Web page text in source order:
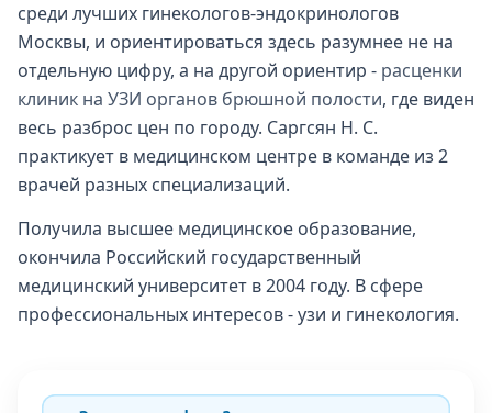
среди лучших гинекологов-эндокринологов
Москвы, и ориентироваться здесь разумнее не на
отдельную цифру, а на другой ориентир - расценки
клиник на УЗИ органов брюшной полости, где виден
весь разброс цен по городу. Саргсян Н. С.
практикует в медицинском центре в команде из 2
врачей разных специализаций.
Получила высшее медицинское образование,
окончила Российский государственный
медицинский университет в 2004 году. В сфере
профессиональных интересов - узи и гинекология.